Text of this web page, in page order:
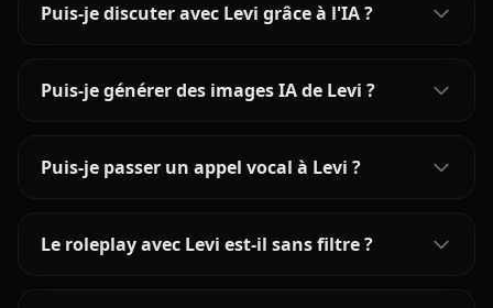
Puis-je discuter avec Levi grâce à l'IA ?
Puis-je générer des images IA de Levi ?
Puis-je passer un appel vocal à Levi ?
Le roleplay avec Levi est-il sans filtre ?